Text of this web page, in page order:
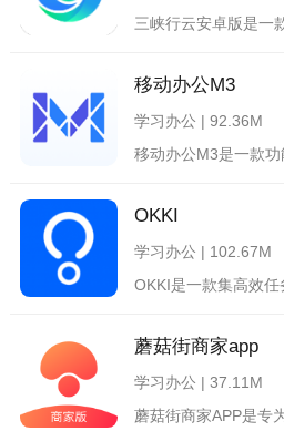
移动办公M3
学习办公 | 92.36M
OKKI
学习办公 | 102.67M
蘑菇街商家app
学习办公 | 37.11M